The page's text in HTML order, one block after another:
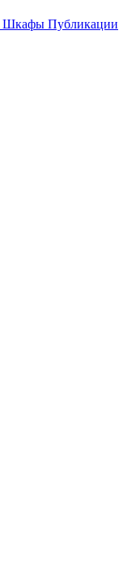
Шкафы Публикации